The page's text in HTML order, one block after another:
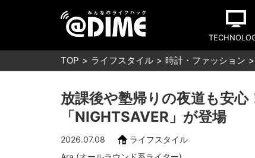
TOP ライフスタイル 時計・ファッション
放課後や塾帰りの夜道も安
「NIGHTSAVER」が登場
2026.07.08
ライフスタイル